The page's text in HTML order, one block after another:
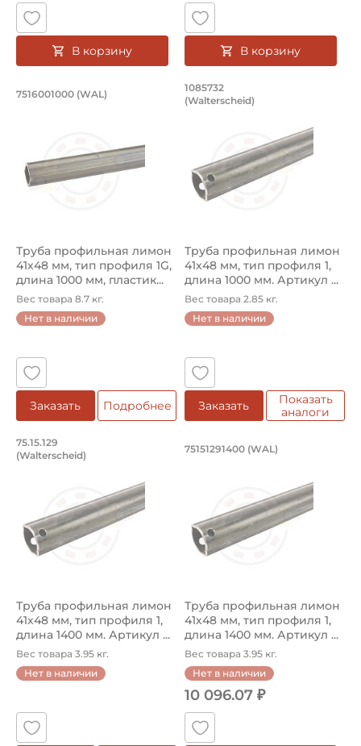
В корзину В корзину
Труба профильная лимон 41х48 мм,
Труба профильная 7516001000 Walterscheid лимон,
7516001000 (WAL)
Труба профильная лимон
41х48 мм, тип профиля 1G,
длина 1000 мм, пластик...
Вес товара 8.7 кг.
Нет в наличии
Заказать Подробнее
Труба профильная
Труба профильная 1085732
1085732
(Walterscheid)
Труба профильная лимон
41х48 мм, тип профиля 1,
длина 1000 мм. Артикул ...
Вес товара 2.85 кг.
Нет в наличии
Заказать
Показать
аналоги
Труба профильная лимон 41х48 мм,
Труба профильная 75.15.129 Walterscheid лимон,
75.15.129
(Walterscheid)
Труба профильная лимон
41х48 мм, тип профиля 1,
длина 1400 мм. Артикул ...
Вес товара 3.95 кг.
Нет в наличии
Труба профильная
75151291400 (WAL)
Труба профильная лимон
41х48 мм, тип профиля 1,
длина 1400 мм. Артикул ...
Вес товара 3.95 кг.
Нет в наличии
10 096.07 ₽